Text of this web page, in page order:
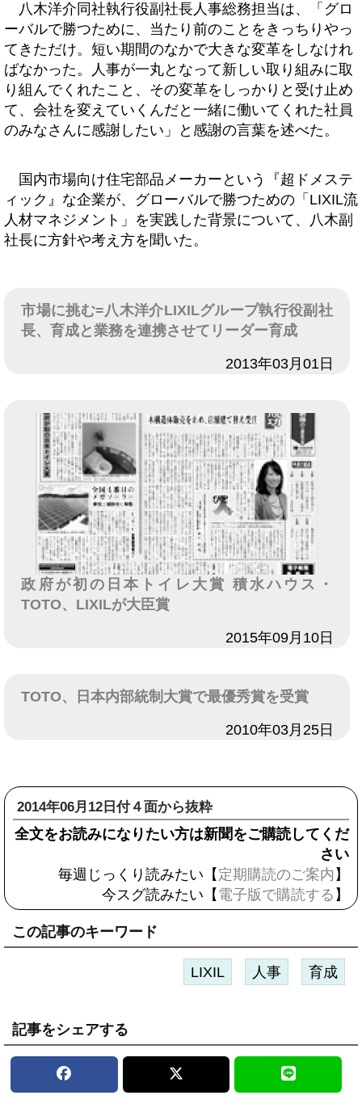
八木洋介同社執行役副社長人事総務担当は、「グロ
ーバルで勝つために、当たり前のことをきっちりやっ
てきただけ。短い期間のなかで大きな変革をしなけれ
ばなかった。人事が一丸となって新しい取り組みに取
り組んでくれたこと、その変革をしっかりと受け止め
て、会社を変えていくんだと一緒に働いてくれた社員
のみなさんに感謝したい」と感謝の言葉を述べた。
国内市場向け住宅部品メーカーという『超ドメステ
ィック』な企業が、グローバルで勝つための「LIXIL流
人材マネジメント」を実践した背景について、八木副
社長に方針や考え方を聞いた。
市場に挑む=八木洋介LIXILグループ執行役副社
長、育成と業務を連携させてリーダー育成
2013年03月01日
政府が初の日本トイレ大賞 積水ハウス・
TOTO、LIXILが大臣賞
2015年09月10日
TOTO、日本内部統制大賞で最優秀賞を受賞
2010年03月25日
2014年06月12日付４面から抜粋
全文をお読みになりたい方は新聞をご購読してくだ
さい
毎週じっくり読みたい【 定期購読のご案内 】
今スグ読みたい【 電子版で購読する 】
この記事のキーワード
LIXIL 人事 育成
記事をシェアする